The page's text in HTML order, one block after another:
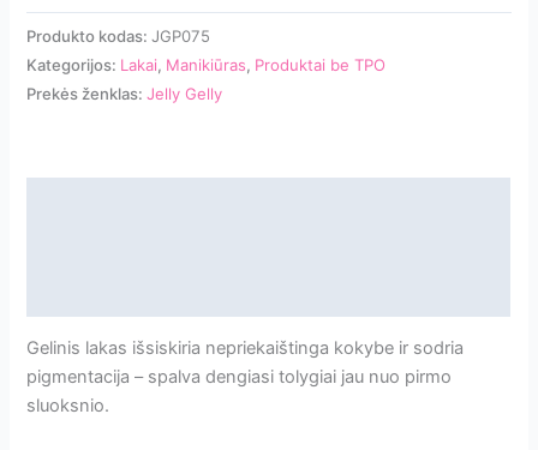
Produkto kodas:JGP075
Kategorijos: Lakai, Manikiūras, Produktai be TPO
Prekės ženklas:Jelly Gelly
Gelinis lakas išsiskiria nepriekaištinga kokybe ir sodria
pigmentacija – spalva dengiasi tolygiai jau nuo pirmo
sluoksnio.